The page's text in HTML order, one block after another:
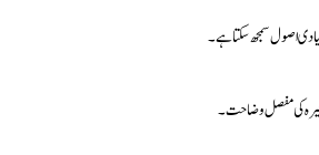
اصول سمجھ سکتا ہے۔
کی مفصل وضاحت۔